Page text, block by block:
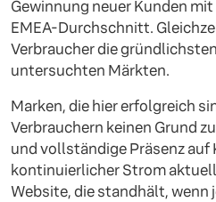
Gewinnung neuer Kunden
EMEA-Durchschnitt.
Verbraucher die
untersuchten Märkten.
Marken, die hier erfolgreich
Verbrauchern keinen Grund
und vollständige Präsenz auf
kontinuierlicher Strom
Website, die standhält, wenn